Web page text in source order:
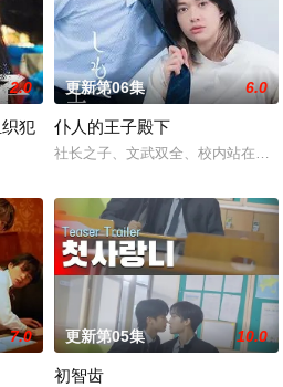
突然倒闭而失业。在哥哥的建议下，她来
2.0
犯
更新第06集 6.0
仆人的王子殿下
社长之子、文武双全、校内站在金
7.0 更新第05集 10.0
初智齿